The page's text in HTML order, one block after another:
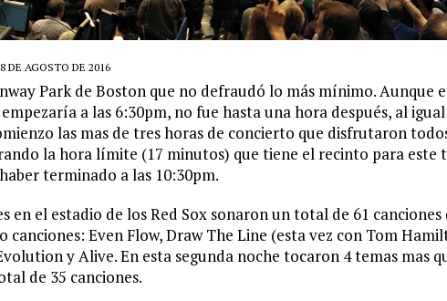
8 DE AGOSTO DE 2016
Park de Boston que no defraudó lo más mínimo. Aunque
a las 6:30pm, no fue hasta una hora después, al
las mas de tres horas de concierto que disfrutaron
la hora límite (17 minutos) que tiene el recinto para este
terminado a las 10:30pm.
en el estadio de los Red Sox sonaron un total de 61
Even Flow, Draw The Line (esta vez con Tom
y Alive. En esta segunda noche tocaron 4 temas mas
de 35 canciones.